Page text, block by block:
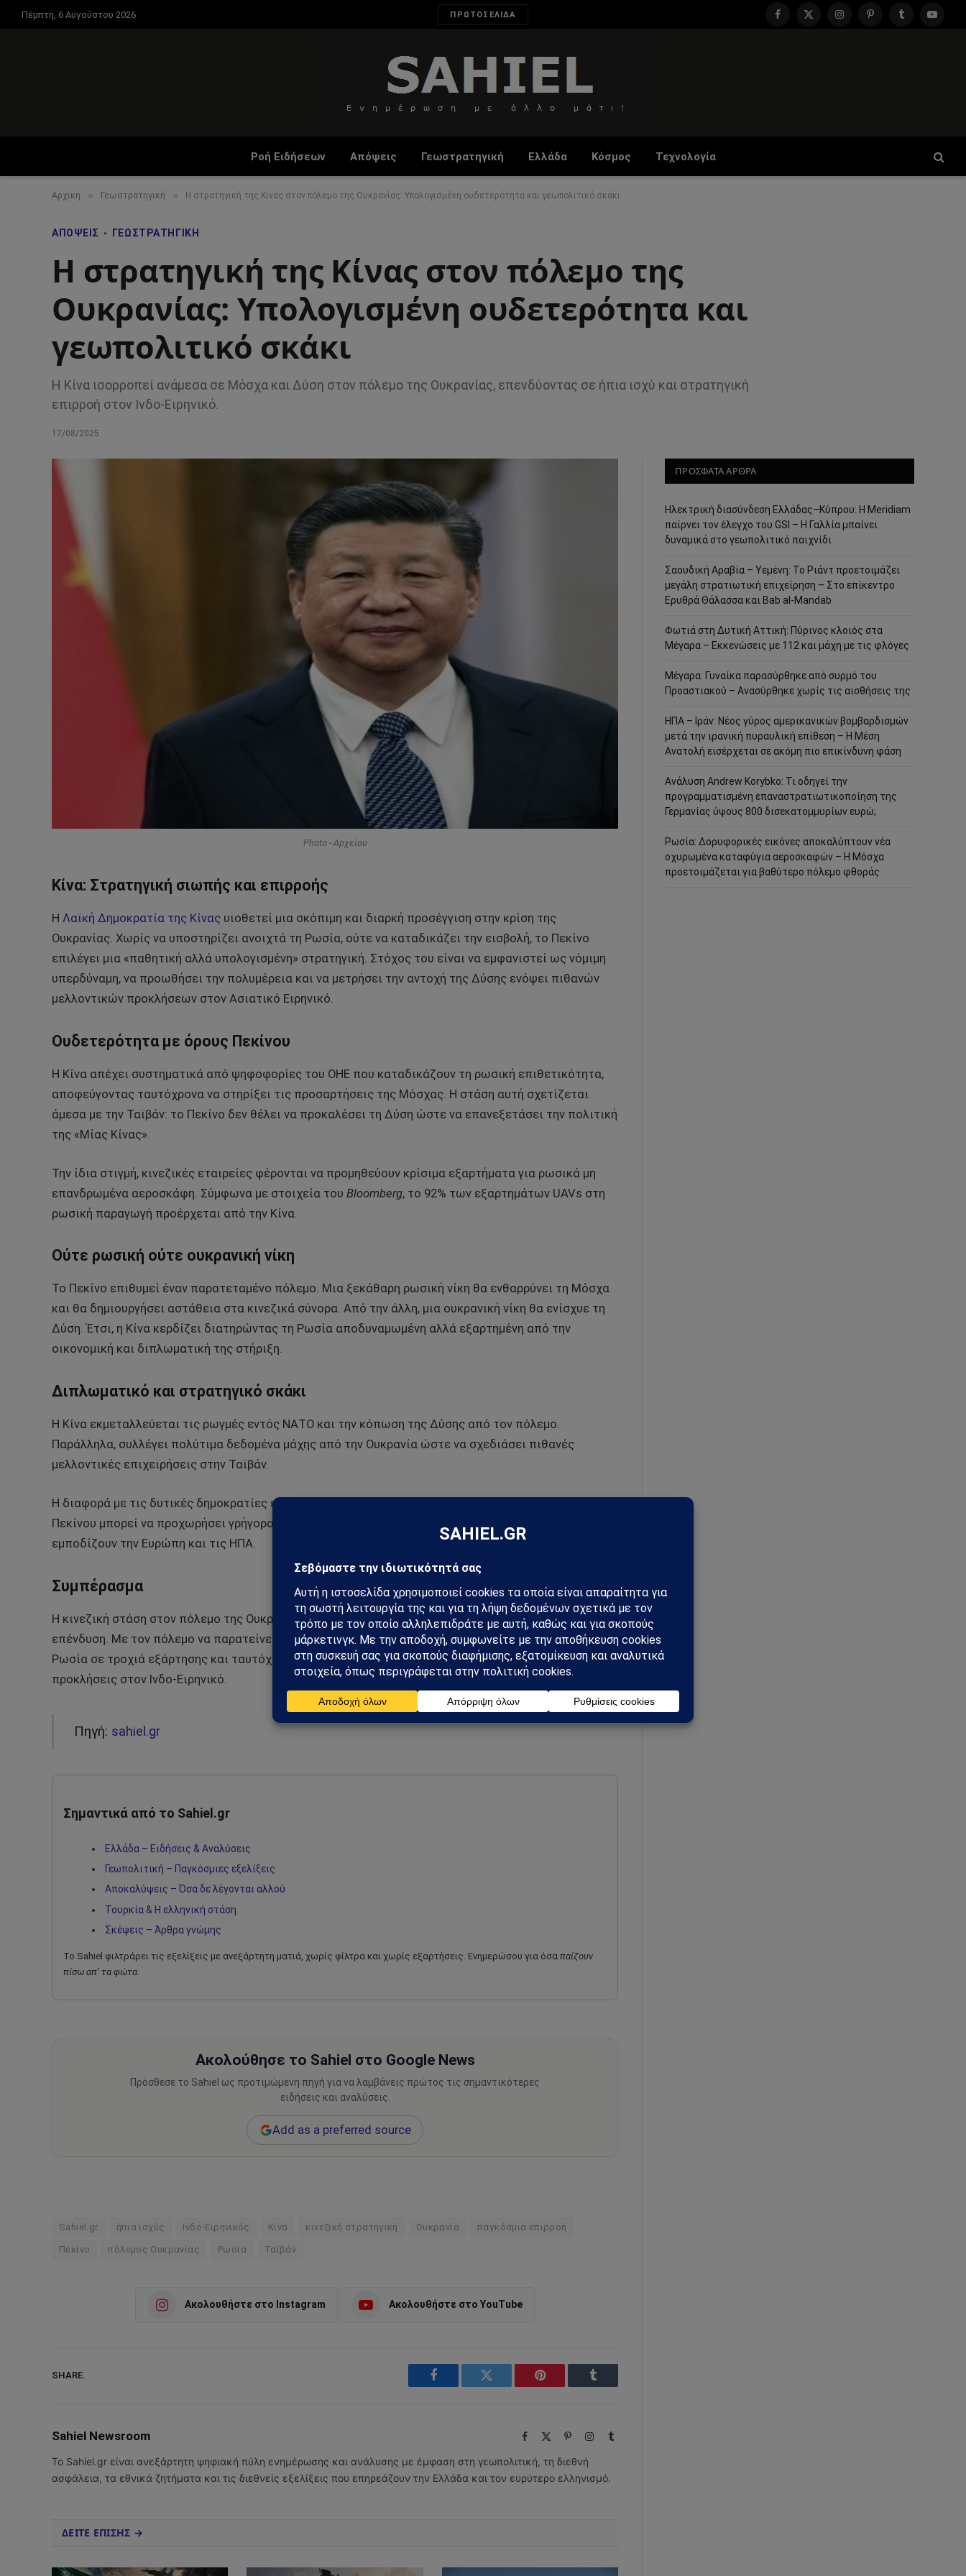
Πέμπτη, 6 Αυγούστου 2026 ΠΡΩΤΟΣΕΛΙΔΑ
Facebook
X
InstagramPinterestTumblr
Ροή Ειδήσεων Απόψεις Γεωστρατηγική Ελλάδα Κόσμος Τεχνολογία
Αρχική » Γεωστρατηγική » Η στρατηγική της Κίνας στον πόλεμο της Ουκρανίας: Υπολογισμένη ουδετερότητα και γεωπολιτικό σκάκι
ΑΠΌΨΕΙΣ ΓΕΩΣΤΡΑΤΗΓΙΚΉ
Η στρατηγική της Κίνας στον πόλεμο της
Ουκρανίας: Υπολογισμένη ουδετερότητα και
γεωπολιτικό σκάκι
Η Κίνα ισορροπεί ανάμεσα σε Μόσχα και Δύση στον πόλεμο της Ουκρανίας, επενδύοντας σε ήπια ισχύ και στρατηγική
επιρροή στον Ινδο-Ειρηνικό.
17/08/2025
Photo - Αρχείου
Κίνα: Στρατηγική σιωπής και επιρροής
Η Λαϊκή Δημοκρατία της Κίνας υιοθετεί μια σκόπιμη και διαρκή προσέγγιση στην κρίση της
Ουκρανίας. Χωρίς να υποστηρίζει ανοιχτά τη Ρωσία, ούτε να καταδικάζει την εισβολή, το Πεκίνο
επιλέγει μια «παθητική αλλά υπολογισμένη» στρατηγική. Στόχος του είναι να εμφανιστεί ως νόμιμη
υπερδύναμη, να προωθήσει την πολυμέρεια και να μετρήσει την αντοχή της Δύσης ενόψει πιθανών
μελλοντικών προκλήσεων στον Ασιατικό Ειρηνικό.
Ουδετερότητα με όρους Πεκίνου
Η Κίνα απέχει συστηματικά από ψηφοφορίες του ΟΗΕ που καταδικάζουν τη ρωσική επιθετικότητα,
αποφεύγοντας ταυτόχρονα να στηρίξει τις προσαρτήσεις της Μόσχας. Η στάση αυτή σχετίζεται
άμεσα με την Ταϊβάν: το Πεκίνο δεν θέλει να προκαλέσει τη Δύση ώστε να επανεξετάσει την πολιτική
της «Μίας Κίνας».
Την ίδια στιγμή, κινεζικές εταιρείες φέρονται να προμηθεύουν κρίσιμα εξαρτήματα για ρωσικά μη
επανδρωμένα αεροσκάφη. Σύμφωνα με στοιχεία του Bloomberg, το 92% των εξαρτημάτων UAVs στη
ρωσική παραγωγή προέρχεται από την Κίνα.
Ούτε ρωσική ούτε ουκρανική νίκη
Το Πεκίνο επιθυμεί έναν παρατεταμένο πόλεμο. Μια ξεκάθαρη ρωσική νίκη θα ενθαρρύνει τη Μόσχα
και θα δημιουργήσει αστάθεια στα κινεζικά σύνορα. Από την άλλη, μια ουκρανική νίκη θα ενίσχυε τη
Δύση. Έτσι, η Κίνα κερδίζει διατηρώντας τη Ρωσία αποδυναμωμένη αλλά εξαρτημένη από την
οικονομική και διπλωματική της στήριξη.
Διπλωματικό και στρατηγικό σκάκι
Η Κίνα εκμεταλλεύεται τις ρωγμές εντός ΝΑΤΟ και την κόπωση της Δύσης από τον πόλεμο.
Παράλληλα, συλλέγει πολύτιμα δεδομένα μάχης από την Ουκρανία ώστε να σχεδιάσει πιθανές
μελλοντικές επιχειρήσεις στην Ταϊβάν.
Η διαφορά με τις δυτικές δημοκρατίες είναι εμφανής: το αυταρχικό μονοκομματικό σύστημα του
Πεκίνου μπορεί να προχωρήσει γρήγορα σε στρατιωτική κλιμάκωση, χωρίς τα πολιτικά αδιέξοδα που
εμποδίζουν την Ευρώπη και τις ΗΠΑ.
Συμπέρασμα
Η κινεζική στάση στον πόλεμο της Ουκρανίας δεν είναι απλή ουδετερότητα· είναι μια στρατηγική
επένδυση. Με τον πόλεμο να παρατείνεται, η Κίνα ενισχύει την παγκόσμια επιρροή της, κρατά τη
Ρωσία σε τροχιά εξάρτησης και ταυτόχρονα αξιολογεί την ετοιμότητα της Δύσης για μελλοντικές
προκλήσεις στον Ινδο-Ειρηνικό.
Πηγή: sahiel.gr
Σημαντικά από το Sahiel.gr
Ελλάδα – Ειδήσεις & Αναλύσεις
Γεωπολιτική – Παγκόσμιες εξελίξεις
Αποκαλύψεις – Όσα δε λέγονται αλλού
Τουρκία & Η ελληνική στάση
Σκέψεις – Άρθρα γνώμης
Το Sahiel φιλτράρει τις εξελίξεις με ανεξάρτητη ματιά, χωρίς φίλτρα και χωρίς εξαρτήσεις. Ενημερώσου για όσα παίζουν
πίσω απ’ τα φώτα
Ακολούθησε το Sahiel στο Google News
Πρόσθεσε το Sahiel ως προτιμώμενη πηγή για να λαμβάνεις πρώτος τις σημαντικότερες
ειδήσεις και αναλύσεις.
Add as a preferred source
Sahiel.gr ήπια ισχύς Ινδο-Ειρηνικός Κίνα κινεζική στρατηγική Ουκρανία παγκόσμια επιρροή
Πεκίνο πόλεμος Ουκρανίας Ρωσία Ταϊβάν
Ακολουθήστε στο Instagram Ακολουθήστε στο YouTube
SHARE.
Facebook Twitter Pinterest Tumblr
Sahiel Newsroom Facebook PinterestInstagram
Tumblr
Το Sahiel.gr είναι ανεξάρτητη ψηφιακή πύλη ενημέρωσης και ανάλυσης με έμφαση στη γεωπολιτική, τη διεθνή
ασφάλεια, τα εθνικά ζητήματα και τις διεθνείς εξελίξεις που επηρεάζουν την Ελλάδα και τον ευρύτερο ελληνισμό.
ΔΕΙΤΕ ΕΠΙΣΗΣ →
ΠΡΟΣΦΑΤΑ ΑΡΘΡΑ
Ηλεκτρική διασύνδεση Ελλάδας–Κύπρου: Η Meridiam
παίρνει τον έλεγχο του GSI – Η Γαλλία μπαίνει
δυναμικά στο γεωπολιτικό παιχνίδι
Σαουδική Αραβία – Υεμένη: Το Ριάντ προετοιμάζει
μεγάλη στρατιωτική επιχείρηση – Στο επίκεντρο
Ερυθρά Θάλασσα και Bab al-Mandab
Φωτιά στη Δυτική Αττική: Πύρινος κλοιός στα
Μέγαρα – Εκκενώσεις με 112 και μάχη με τις φλόγες
Μέγαρα: Γυναίκα παρασύρθηκε από συρμό του
Προαστιακού – Ανασύρθηκε χωρίς τις αισθήσεις της
ΗΠΑ – Ιράν: Νέος γύρος αμερικανικών βομβαρδισμών
μετά την ιρανική πυραυλική επίθεση – Η Μέση
Ανατολή εισέρχεται σε ακόμη πιο επικίνδυνη φάση
Ανάλυση Andrew Korybko: Τι οδηγεί την
προγραμματισμένη επαναστρατιωτικοποίηση της
Γερμανίας ύψους 800 δισεκατομμυρίων ευρώ;
Ρωσία: Δορυφορικές εικόνες αποκαλύπτουν νέα
οχυρωμένα καταφύγια αεροσκαφών – Η Μόσχα
προετοιμάζεται για βαθύτερο πόλεμο φθοράς